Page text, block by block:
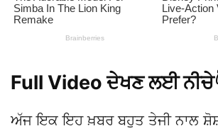
Full Video ਦੇਖਣ ਲਈ
ਅੱਜ ਇਕ ਇਹ ਖ਼ਬਰ ਬਹੁਤ ਤੇਜੀ ਨਾਲ